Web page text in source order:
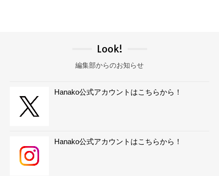
Look!
編集部からのお知らせ
Hanako公式アカウントはこちらから！
Hanako公式アカウントはこちらから！